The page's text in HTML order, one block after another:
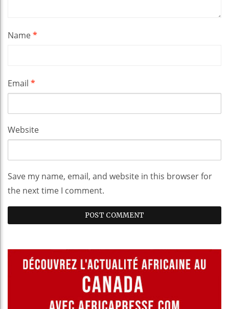
Name*
Email *
Website
Save my name, email, and website in this browser for
the next time I comment.